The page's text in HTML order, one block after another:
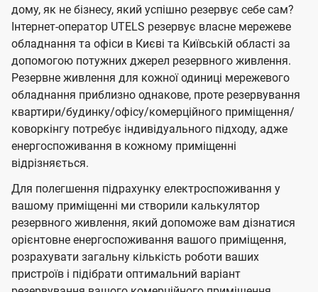
дому, як не бізнесу, який успішно резервує себе сам?
Інтернет-оператор UTELS резервує власне мережеве
обладнання та офіси в Києві та Київській області за
допомогою потужних джерел резервного живлення.
Резервне живлення для кожної одиниці мережевого
обладнання приблизно однакове, проте резервування
квартири/будинку/офісу/комерційного приміщення/
коворкінгу потребує індивідуального підходу, адже
енергоспоживання в кожному приміщенні
відрізняється.
Для полегшення підрахунку електроспоживання у
вашому приміщенні ми створили калькулятор
резервного живлення, який допоможе вам дізнатися
орієнтовне енергоспоживання вашого приміщення,
розрахувати загальну кількість роботи ваших
пристроїв і підібрати оптимальний варіант